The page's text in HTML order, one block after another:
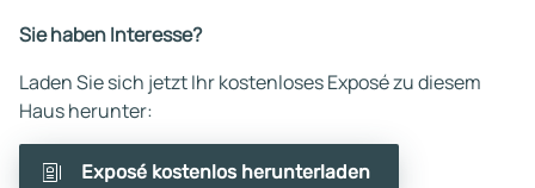
Sie haben Interesse?
Laden Sie sich jetzt Ihr kostenloses Exposé zu diesem
Haus herunter:
Exposé kostenlos herunterladen